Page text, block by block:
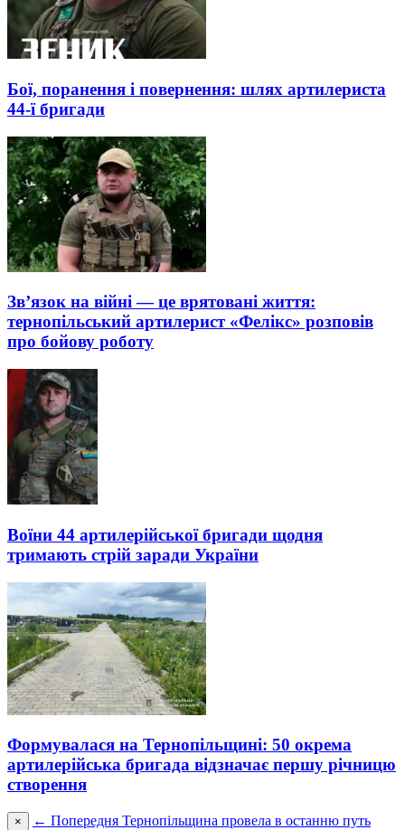
Бої, поранення і повернення: шлях артилериста
44-ї бригади
Зв’язок на війні — це врятовані життя:
тернопільський артилерист «Фелікс» розповів
про бойову роботу
Воїни 44 артилерійської бригади щодня
тримають стрій заради України
Формувалася на Тернопільщині: 50 окрема
артилерійська бригада відзначає першу річницю
створення
× ← Попередня Тернопільщина провела в останню путь